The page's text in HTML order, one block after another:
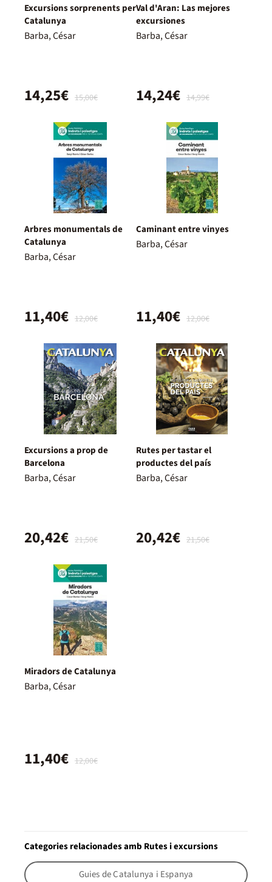
Excursions sorprenents per
Catalunya
Barba, César
15,00€
14,25€
Val d'Aran: Las mejores
excursiones
Barba, César
14,99€
14,24€
Arbres monumentals de
Catalunya
Barba, César
12,00€
11,40€
Caminant entre vinyes
Barba, César
12,00€
11,40€
Excursions a prop de
Barcelona
Barba, César
21,50€
20,42€
Rutes per tastar el
productes del país
Barba, César
21,50€
20,42€
Miradors de Catalunya
Barba, César
12,00€
11,40€
Categories relacionades amb Rutes i excursions
Guies de Catalunya i Espanya